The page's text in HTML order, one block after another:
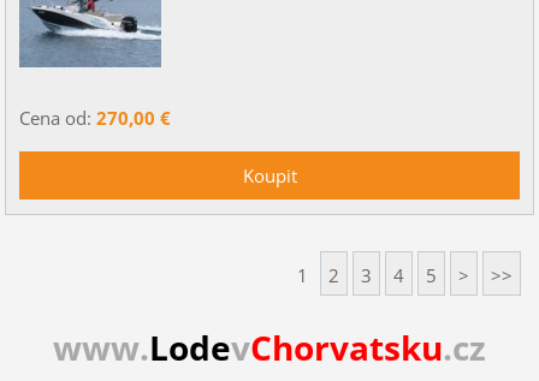
Cena od: 270,00 €
1 2 3 4 5 > >>
www.LodevChorvatsku.cz